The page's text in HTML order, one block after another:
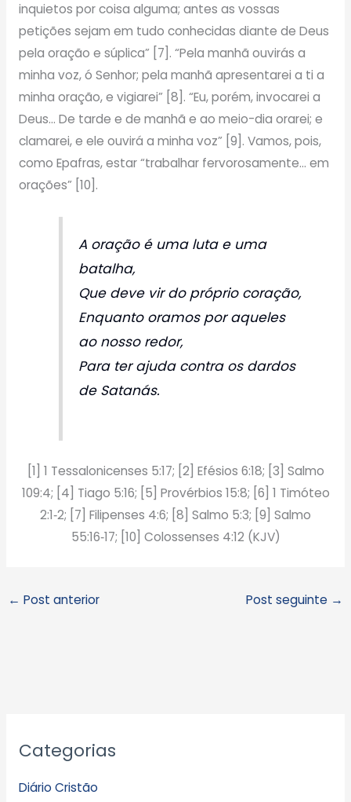
inquietos por coisa alguma; antes as vossas
petições sejam em tudo conhecidas diante de Deus
pela oração e súplica” [7]. “Pela manhã ouvirás a
minha voz, ó Senhor; pela manhã apresentarei a ti a
minha oração, e vigiarei” [8]. “Eu, porém, invocarei a
Deus… De tarde e de manhã e ao meio-dia orarei; e
clamarei, e ele ouvirá a minha voz” [9]. Vamos, pois,
como Epafras, estar “trabalhar fervorosamente… em
orações” [10].
A oração é uma luta e uma
batalha,
Que deve vir do próprio coração,
Enquanto oramos por aqueles
ao nosso redor,
Para ter ajuda contra os dardos
de Satanás.
[1] 1 Tessalonicenses 5:17; [2] Efésios 6:18; [3] Salmo
109:4; [4] Tiago 5:16; [5] Provérbios 15:8; [6] 1 Timóteo
2:1‑2; [7] Filipenses 4:6; [8] Salmo 5:3; [9] Salmo
55:16‑17; [10] Colossenses 4:12 (KJV)
← Post anterior Post seguinte →
Categorias
Diário Cristão
r